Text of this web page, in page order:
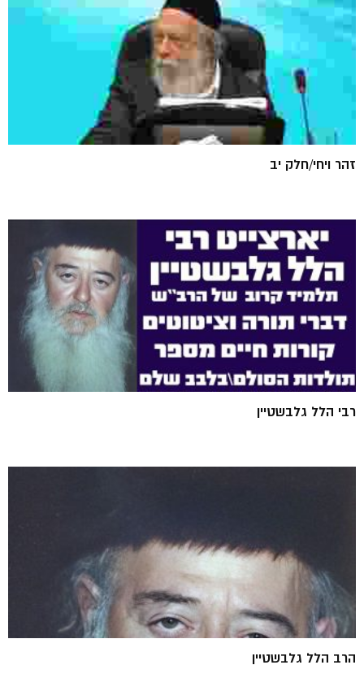
זהר ויחי/חלק יב
רבי הלל גלבשטיין
הרב הלל גלבשטיין